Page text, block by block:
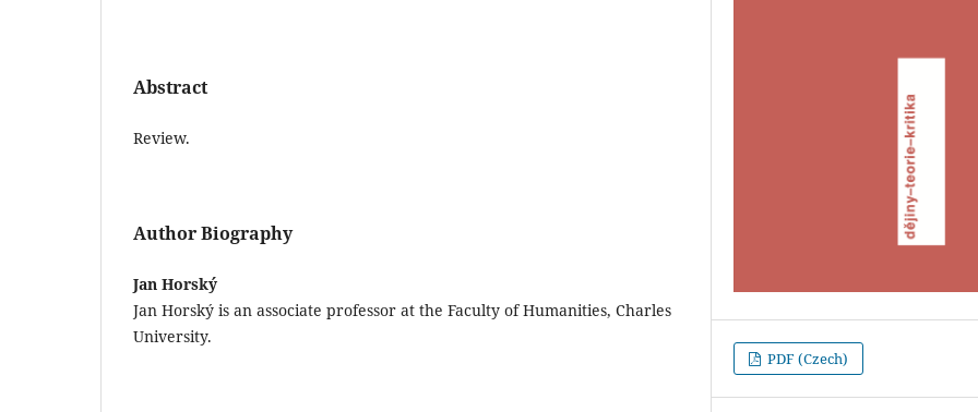
Abstract
Review.
Author Biography
Jan Horský
Jan Horský is an associate professor at the Faculty of Humanities, Charles
University.
PDF (Czech)